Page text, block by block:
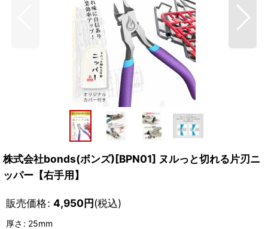
株式会社bonds(ボンズ)[BPN01] ヌルっと切れる片刃ニ
ッパー【右手用】
販売価格: 4,950円(税込)
厚さ : 25mm